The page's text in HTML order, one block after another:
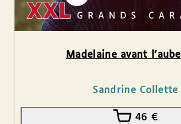
Madelaine avant l’aube
Sandrine Collette
46 €